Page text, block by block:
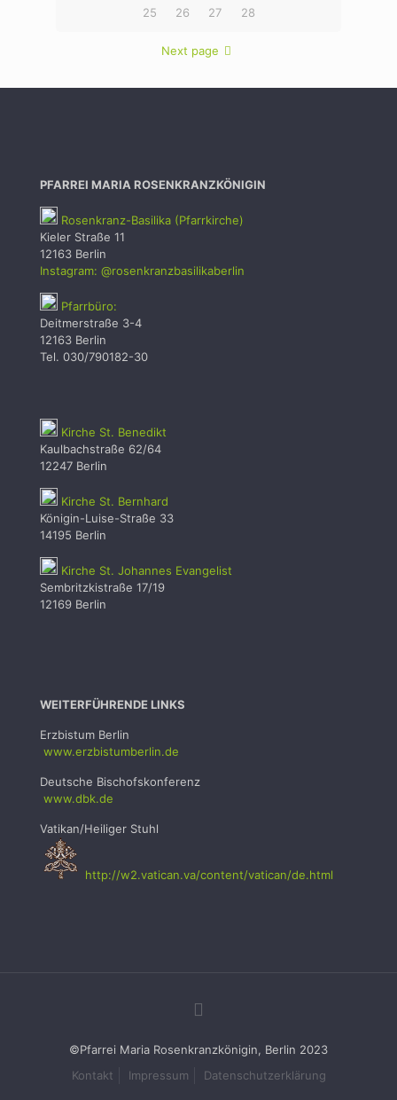
25 26 27 28
Next page
PFARREI MARIA ROSENKRANZKÖNIGIN
Rosenkranz-Basilika (Pfarrkirche)
Kieler Straße 11
12163 Berlin
Instagram: @rosenkranzbasilikaberlin
Pfarrbüro:
Deitmerstraße 3-4
12163 Berlin
Tel. 030/790182-30
Kirche St. Benedikt
Kaulbachstraße 62/64
12247 Berlin
Kirche St. Bernhard
Königin-Luise-Straße 33
14195 Berlin
Kirche St. Johannes Evangelist
Sembritzkistraße 17/19
12169 Berlin
WEITERFÜHRENDE LINKS
Erzbistum Berlin
www.erzbistumberlin.de
Deutsche Bischofskonferenz
www.dbk.de
Vatikan/Heiliger Stuhl
http://w2.vatican.va/content/vatican/de.html
©Pfarrei Maria Rosenkranzkönigin, Berlin 2023
Kontakt
Impressum Datenschutzerklärung